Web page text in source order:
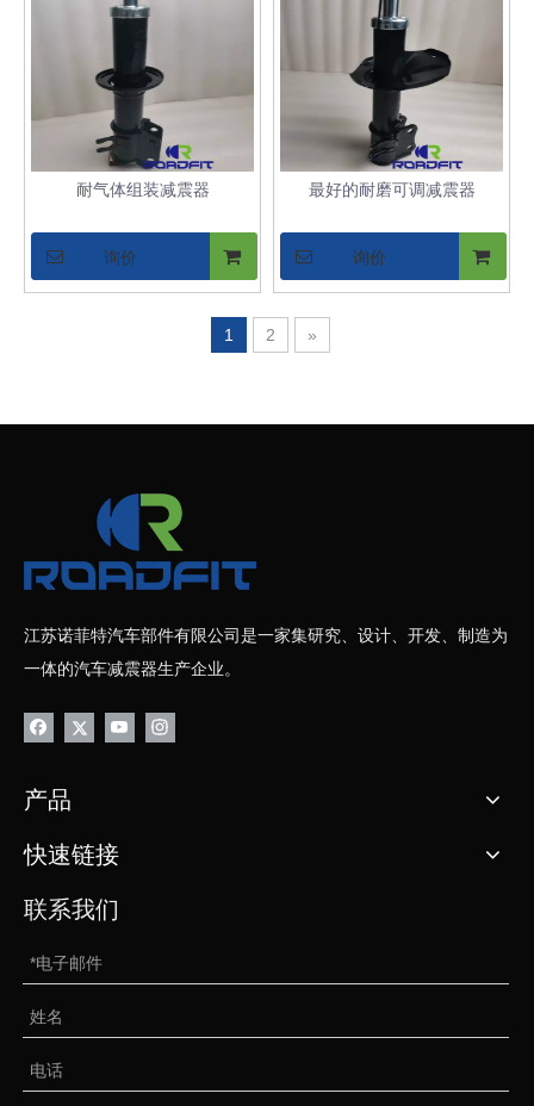
耐气体组装减震器
询价
最好的耐磨可调减震器
询价
1 2 »
江苏诺菲特汽车部件有限公司是一家集研究、设计、开发、制造为
一体的汽车减震器生产企业。
产品
快速链接
联系我们